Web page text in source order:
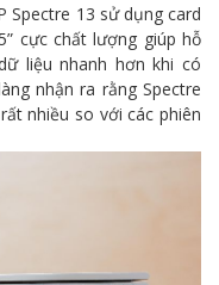
Spectre 13 sử dụng card
cực chất lượng giúp hỗ
liệu nhanh hơn khi có
nhận ra rằng Spectre
nhiều so với các phiên